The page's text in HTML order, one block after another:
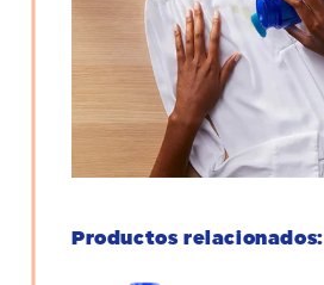
Productos relacionados: